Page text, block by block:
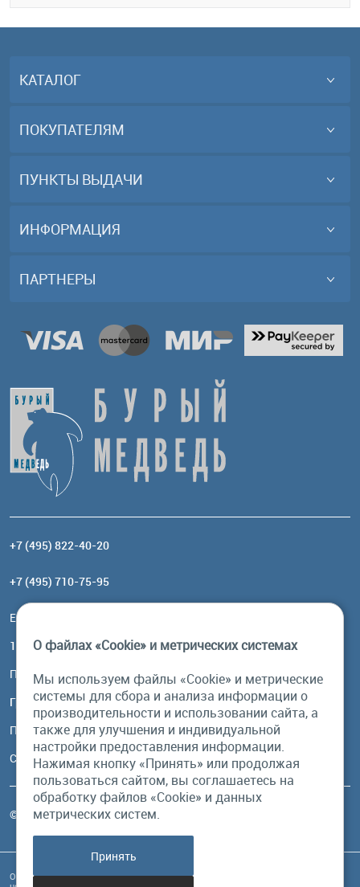
КАТАЛОГ
ПОКУПАТЕЛЯМ
ПУНКТЫ ВЫДАЧИ
ИНФОРМАЦИЯ
ПАРТНЕРЫ
+7 (495) 822-40-20
+7 (495) 710-75-95
Email:
117485, Москва, ул. Профсоюзная, 84/32, корп 1
Посмотреть на карте
График работы
Пн-Пт: с 10:00 до 18:00
Сб, Вс: выходной
© Бурый Медведь MMXXVI. Все права защищены.
Обращаем Ваше внимание на то, что данный интернет-сайт и его содержимое
О файлах «Cookie» и метрических системах
Мы используем файлы «Cookie» и метрические
системы для сбора и анализа информации о
производительности и использовании сайта, а
также для улучшения и индивидуальной
настройки предоставления информации.
Нажимая кнопку «Принять» или продолжая
пользоваться сайтом, вы соглашаетесь на
обработку файлов «Cookie» и данных
метрических систем.
Принять